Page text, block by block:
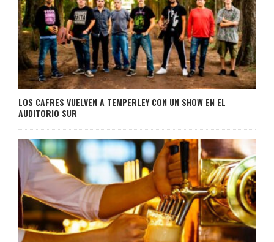
LOS CAFRES VUELVEN A TEMPERLEY CON UN SHOW EN EL
AUDITORIO SUR